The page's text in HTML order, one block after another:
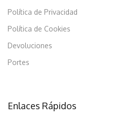
Política de Privacidad
Política de Cookies
Devoluciones
Portes
Enlaces Rápidos